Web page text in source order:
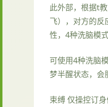
此外部，根据t
飞），对方的反
性，4种洗脑模
可使用4种洗脑
梦半醒状态，会
束缚 仅操控订